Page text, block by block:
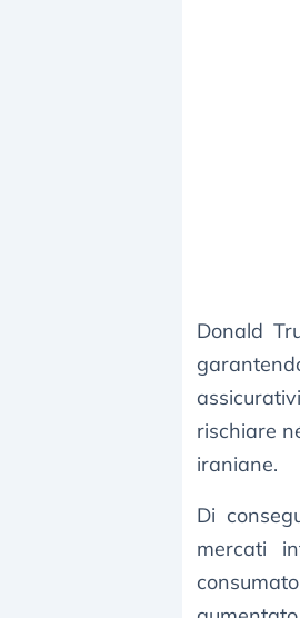
Donald
rischiare
iraniane.
Di
mercati